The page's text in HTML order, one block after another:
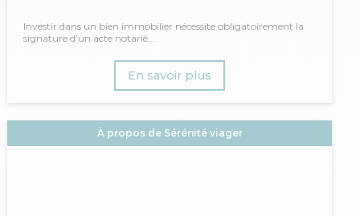
Investir dans un bien immobilier nécessite obligatoirement la
signature d’un acte notarié...
En savoir plus
À propos de Sérénité viager